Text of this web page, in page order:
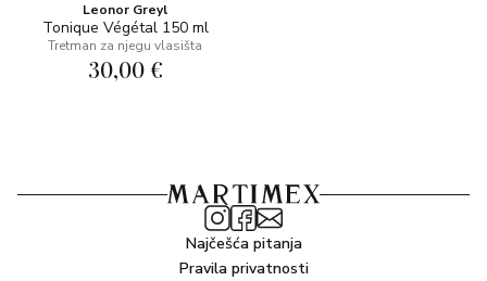
Leonor Greyl
Tonique Végétal 150 ml
Tretman za njegu vlasišta
30,00 €
Najčešća pitanja
Pravila privatnosti